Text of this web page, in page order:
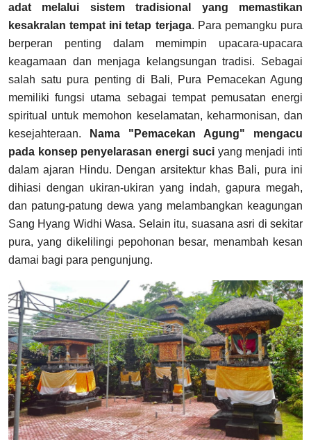
adat melalui sistem tradisional yang memastikan
kesakralan tempat ini tetap terjaga. Para pemangku pura
berperan penting dalam memimpin upacara-upacara
keagamaan dan menjaga kelangsungan tradisi. Sebagai
salah satu pura penting di Bali, Pura Pemacekan Agung
memiliki fungsi utama sebagai tempat pemusatan energi
spiritual untuk memohon keselamatan, keharmonisan, dan
kesejahteraan.
Nama "Pemacekan Agung" mengacu
pada konsep penyelarasan energi suciyang menjadi inti
dalam ajaran Hindu. Dengan arsitektur khas Bali, pura ini
dihiasi dengan ukiran-ukiran yang indah, gapura megah,
dan patung-patung dewa yang melambangkan keagungan
Sang Hyang Widhi Wasa. Selain itu, suasana asri di sekitar
pura, yang dikelilingi pepohonan besar, menambah kesan
damai bagi para pengunjung.